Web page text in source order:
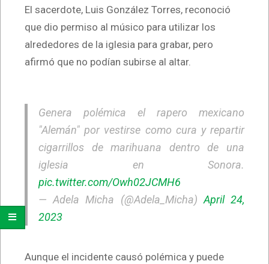
El sacerdote, Luis González Torres, reconoció
que dio permiso al músico para utilizar los
alrededores de la iglesia para grabar, pero
afirmó que no podían subirse al altar.
Genera polémica el rapero mexicano
"Alemán" por vestirse como cura y repartir
cigarrillos de marihuana dentro de una
iglesia en Sonora.
pic.twitter.com/Owh02JCMH6
— Adela Micha (@Adela_Micha)April 24,
2023
Aunque el incidente causó polémica y puede